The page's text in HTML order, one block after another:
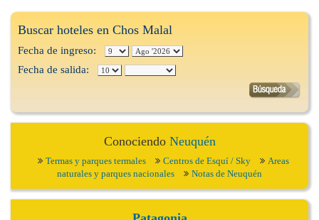
Buscar hoteles en Chos Malal
Fecha de ingreso:
Fecha de salida:
Conociendo Neuquén
Termas y parques termales Centros de Esquí / Sky
Areas
naturales y parques nacionales
Notas de Neuquén